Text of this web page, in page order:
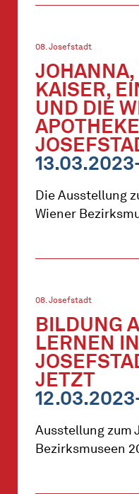
08. Josefstadt
JOHANNA,
KAISER,
UND DIE
Die Ausstellung
Wiener
08. Josefstadt
BILDUNG
LERNEN
JETZT
Ausstellung zum
Bezirksmuseen